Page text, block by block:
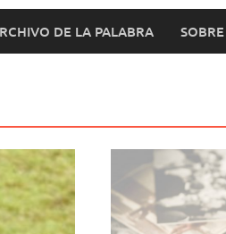
DE LA PALABRA